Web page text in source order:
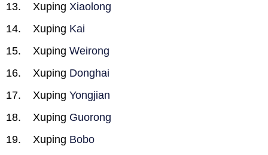
Xuping Xiaolong
Xuping Kai
Xuping Weirong
Xuping Donghai
Xuping Yongjian
Xuping Guorong
Xuping Bobo